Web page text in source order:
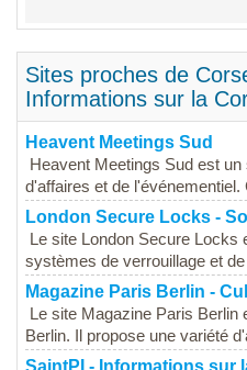
Sites proches de
Informations sur la
Heavent Meetings Sud
Heavent Meetings Sud est
d'affaires et de
London Secure Locks -
Le site London Secure Locks
systèmes de verrouillage et
Magazine Paris Berlin -
Le site Magazine Paris Berlin
Berlin. Il propose une variété